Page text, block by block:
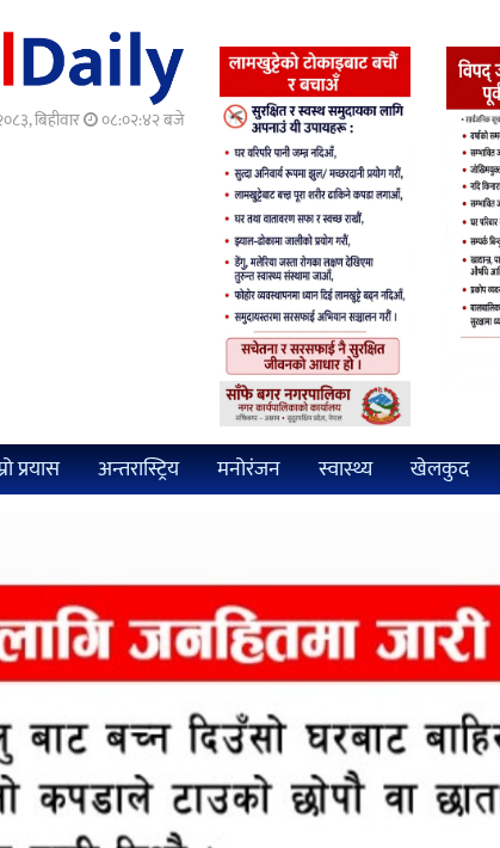
बिहीवार ०८:०२:४४ बजे
प्रयास अन्तरास्ट्रिय मनोरंजन स्वास्थ्य खेलकुद